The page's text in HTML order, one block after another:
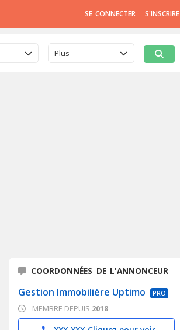
SE CONNECTER S'INSCRIRE
Plus
COORDONNÉES DE L'ANNONCEUR
Gestion Immobilière Uptimo PRO
MEMBRE DEPUIS 2018